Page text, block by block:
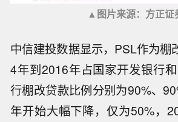
▲图片来源：方正证
中信建投数据显示，PSL作为棚
4年到2016年占国家开发银行
行棚改贷款比例分别为90%、
年开始大幅下降，仅为50%，